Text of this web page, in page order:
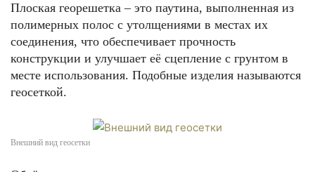
Плоская георешетка – это паутина, выполненная из
полимерных полос с утолщениями в местах их
соединения, что обеспечивает прочность
конструкции и улучшает её сцепление с грунтом в
месте использования. Подобные изделия называются
геосеткой.
Внешний вид геосетки